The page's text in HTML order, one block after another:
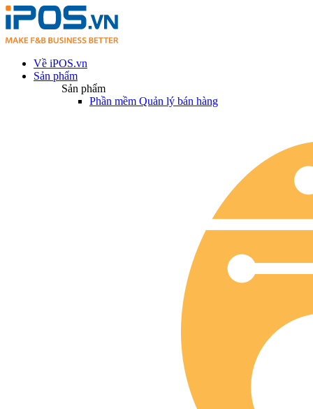
Về iPOS.vn
Sản phẩm
Sản phẩm
Phần mềm Quản lý bán hàng